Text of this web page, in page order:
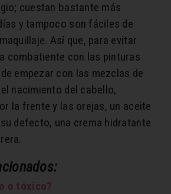
cuestan bastante más
y tampoco son fáciles de
Así que, para evitar
combatiente con las pinturas
empezar con las mezclas de
nacimiento del cabello,
la frente y las orejas, un aceite
defecto, una crema hidratante
o tóxico?